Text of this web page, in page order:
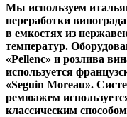
Мы используем
переработки
в емкостях из
температур.
«Pellenс» и розлива
используется
«Seguin Moreau».
ремюажем
классическим